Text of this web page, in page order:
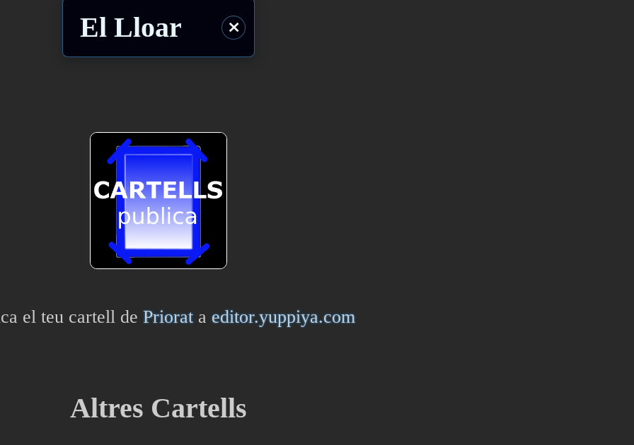
El Lloar ⨯
el teu cartell de Priorataeditor.yuppiya.com
Altres Cartells